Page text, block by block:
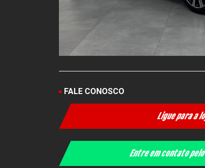
FALE CONOSCO
Ligue para a
Entre em contato